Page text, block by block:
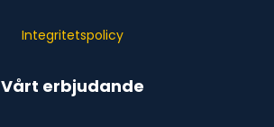
Integritetspolicy
Vårt erbjudande